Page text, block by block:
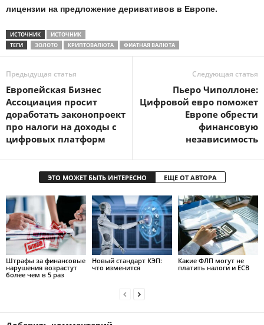
лицензии на предложение деривативов в Европе.
ИСТОЧНИК
ИСТОЧНИК
ТЕГИ
ЗОЛОТО КРИПТОВАЛЮТА ФИАТНАЯ ВАЛЮТА
Предыдущая статья
Европейская Бизнес
Ассоциация просит
доработать законопроект
про налоги на доходы с
цифровых платформ
Следующая статья
Пьеро Чиполлоне:
Цифровой евро поможет
Европе обрести
финансовую
независимость
ЭТО МОЖЕТ БЫТЬ ИНТЕРЕСНО ЕЩЕ ОТ АВТОРА
Штрафы за финансовые
нарушения возрастут
более чем в 5 раз
Новый стандарт КЭП:
что изменится
Какие ФЛП могут не
платить налоги и ЕСВ